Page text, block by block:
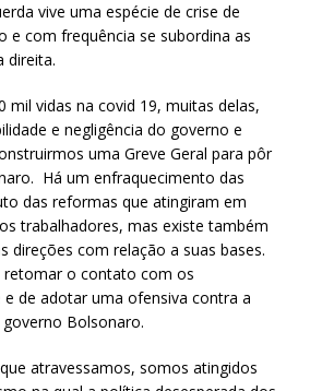
vive uma espécie de crise de
e com frequência se subordina as
direita.
mil vidas na covid 19, muitas delas,
e negligência do governo e
uma Greve Geral para pôr
Há um enfraquecimento das
das reformas que atingiram em
trabalhadores, mas existe também
direções com relação a suas bases.
retomar o contato com os
de adotar uma ofensiva contra a
Bolsonaro.
atravessamos, somos atingidos